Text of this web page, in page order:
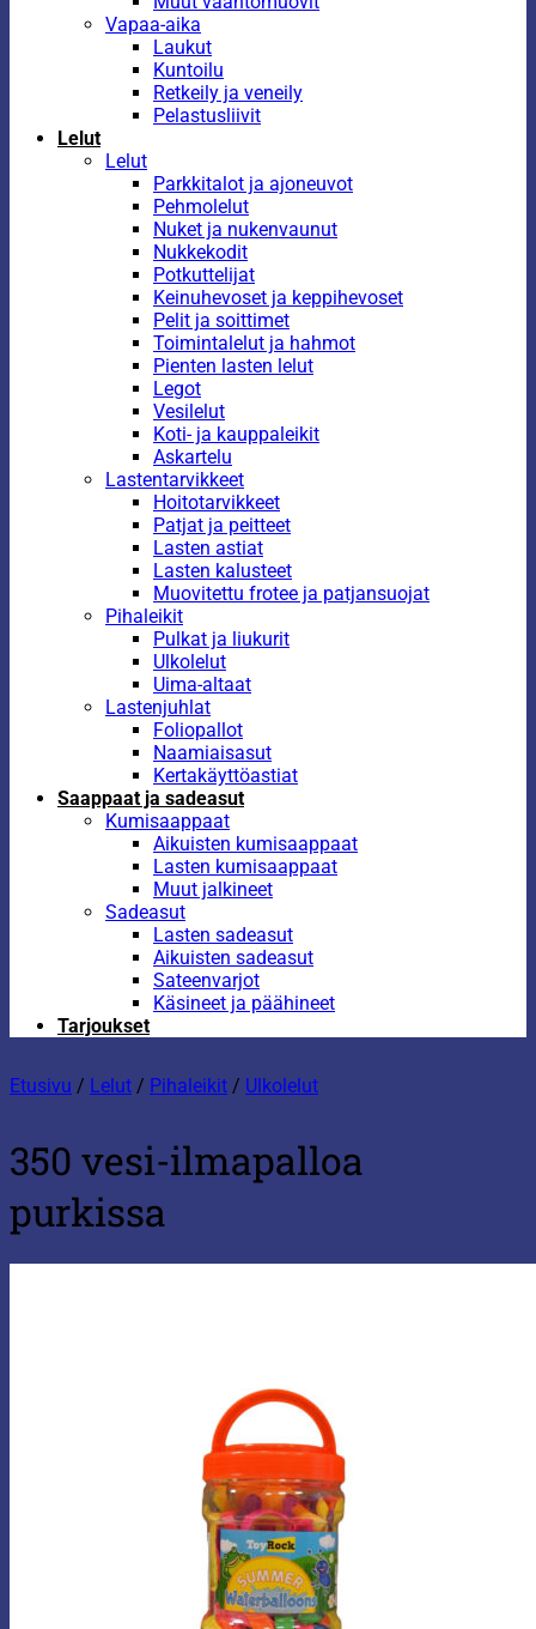
Vapaa-aika
Laukut
Kuntoilu
Retkeily ja veneily
Pelastusliivit
Lelut
Lelut
Parkkitalot ja ajoneuvot
Pehmolelut
Nuket ja nukenvaunut
Nukkekodit
Potkuttelijat
Keinuhevoset ja keppihevoset
Pelit ja soittimet
Toimintalelut ja hahmot
Pienten lasten lelut
Legot
Vesilelut
Koti- ja kauppaleikit
Askartelu
Lastentarvikkeet
Hoitotarvikkeet
Patjat ja peitteet
Lasten astiat
Lasten kalusteet
Muovitettu frotee ja patjansuojat
Pihaleikit
Pulkat ja liukurit
Ulkolelut
Uima-altaat
Lastenjuhlat
Foliopallot
Naamiaisasut
Kertakäyttöastiat
Saappaat ja sadeasut
Kumisaappaat
Aikuisten kumisaappaat
Lasten kumisaappaat
Muut jalkineet
Sadeasut
Lasten sadeasut
Aikuisten sadeasut
Sateenvarjot
Käsineet ja päähineet
Tarjoukset
Etusivu / Lelut / Pihaleikit / Ulkolelut
350 vesi-ilmapalloa
purkissa